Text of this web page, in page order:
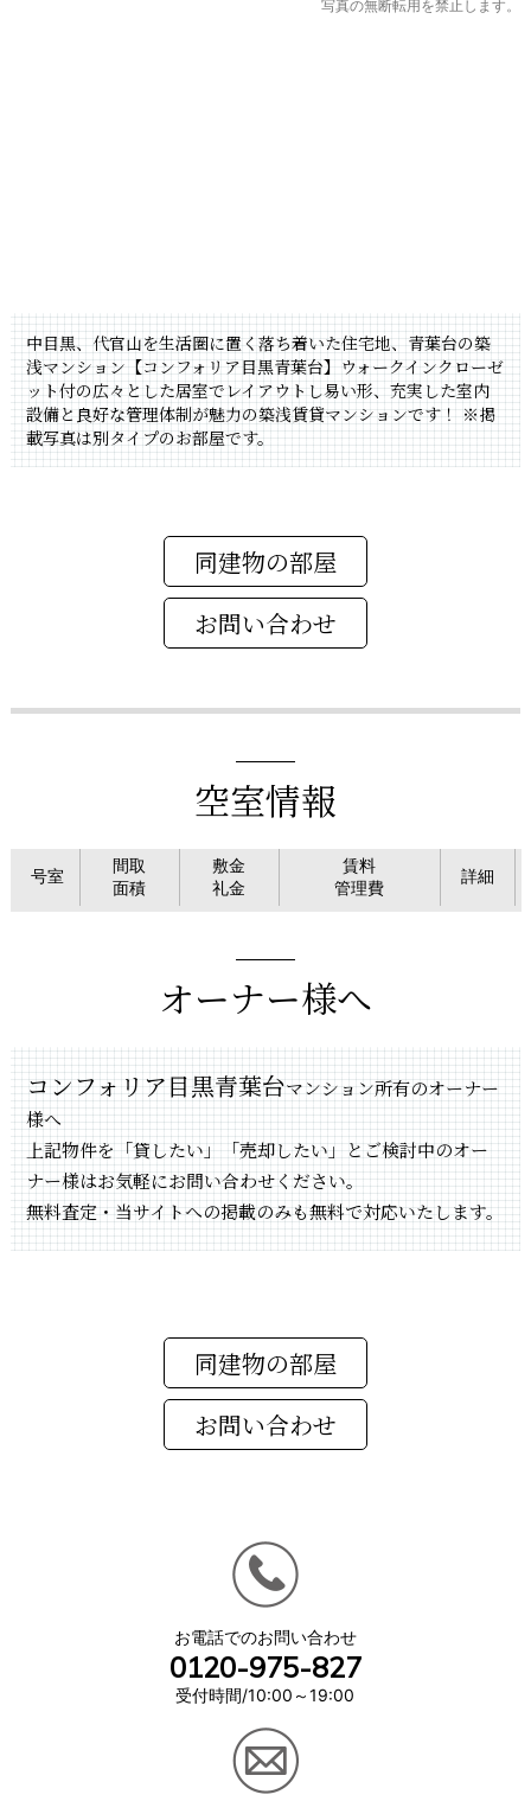
写真の無断転用を禁止します。
中目黒、代官山を生活圏に置く落ち着いた住宅地、青葉台の築
浅マンション【コンフォリア目黒青葉台】ウォークインクローゼ
ット付の広々とした居室でレイアウトし易い形、充実した室内
設備と良好な管理体制が魅力の築浅賃貸マンションです！ ※掲
載写真は別タイプのお部屋です。
同建物の部屋
空室情報
号室
間取
面積
敷金
礼金
賃料
管理費
詳細
オーナー様へ
コンフォリア目黒青葉台マンション所有のオーナー
様へ
上記物件を「貸したい」「売却したい」とご検討中のオー
ナー様はお気軽にお問い合わせください。
無料査定・当サイトへの掲載のみも無料で対応いたします。
同建物の部屋
お電話でのお問い合わせ
0120-975-827
受付時間/10:00～19:00